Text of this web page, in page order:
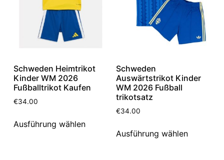
Schweden Heimtrikot
Kinder WM 2026
Fußballtrikot Kaufen
€34.00
Ausführung wählen
Schweden
Auswärtstrikot Kinder
WM 2026 Fußball
trikotsatz
€34.00
Ausführung wählen